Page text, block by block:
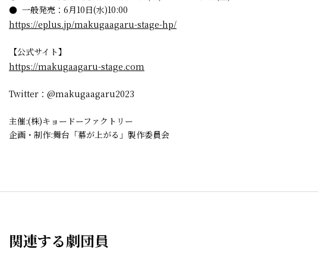
● 一般発売：6月10日(水)10:00
https://eplus.jp/makugaagaru-stage-hp/
【公式サイト】
https://makugaagaru-stage.com
Twitter：@makugaagaru2023
主催:(株)キョードーファクトリー
企画・制作:舞台「幕が上がる」製作委員会
関連する劇団員